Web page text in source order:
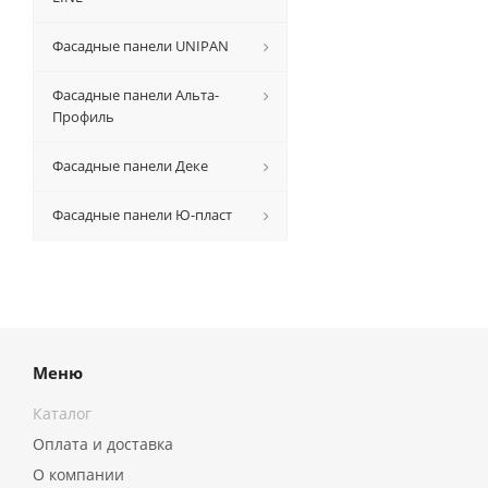
Фасадные панели UNIPAN
Фасадные панели Альта-
Профиль
Фасадные панели Деке
Фасадные панели Ю-пласт
Меню
Каталог
Оплата и доставка
О компании